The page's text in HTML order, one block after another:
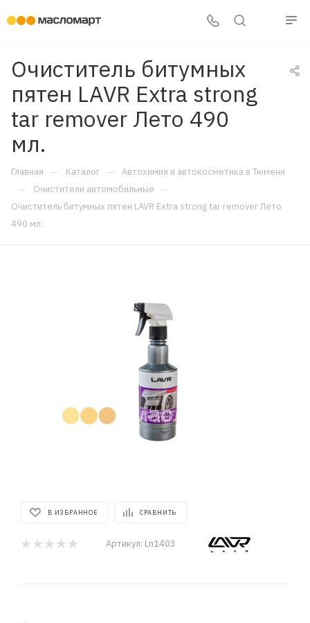
Очиститель битумных
пятен LAVR Extra strong
tar remover Лето 490
мл.
Главная — Каталог — Автохимия и автокосметика в Тюмени
— Очистители автомобильные —
Очиститель битумных пятен LAVR Extra strong tar remover Лето
490 мл.
В ИЗБРАННОЕ СРАВНИТЬ
Артикул: Ln1403